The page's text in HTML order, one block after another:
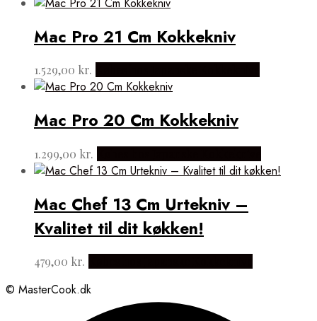
Mac Pro 21 Cm Kokkekniv
1.529,00 kr.
Mac Pro 20 Cm Kokkekniv
1.299,00 kr.
Mac Chef 13 Cm Urtekniv –
Kvalitet til dit køkken!
479,00 kr.
© MasterCook.dk